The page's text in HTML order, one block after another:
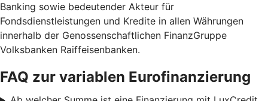
Banking sowie bedeutender Akteur für
Fondsdienstleistungen und Kredite in allen Währungen
innerhalb der Genossenschaftlichen FinanzGruppe
Volksbanken Raiffeisenbanken.
FAQ zur variablen Eurofinanzierung